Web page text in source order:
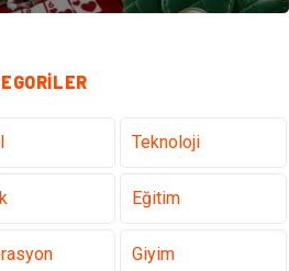
Teknoloji
Eğitim
Giyim